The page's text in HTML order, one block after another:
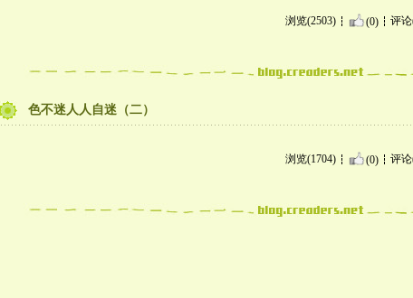
浏览(2503) (0) 评
色不迷人人自迷（二）
浏览(1704) (0) 评